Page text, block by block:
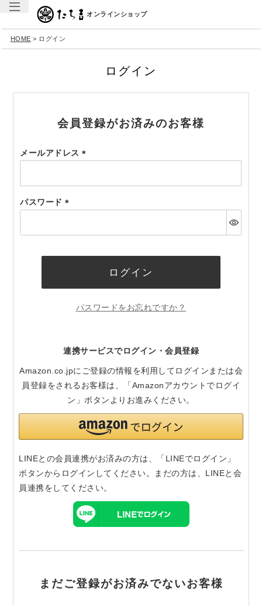
オンラインショップ
HOME ログイン
ログイン
会員登録がお済みのお客様
メールアドレス
須)
パスワード
須)
ログイン
パスワードをお忘れですか？
連携サービスでログイン・会員登録
Amazon.co.jpにご登録の情報を利用してログインまたは会
員登録をされるお客様は、「Amazonアカウントでログイ
ン」ボタンよりお進みください。
LINEとの会員連携がお済みの方は、「LINEでログイン」
ボタンからログインしてください。まだの方は、 LINEと会
員連携をしてください。
まだご登録がお済みでないお客様